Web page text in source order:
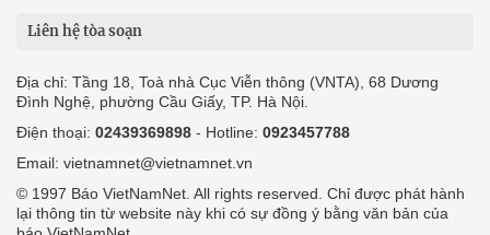
Liên hệ tòa soạn
Địa chỉ: Tầng 18, Toà nhà Cục Viễn thông (VNTA), 68 Dương
Đình Nghệ, phường Cầu Giấy, TP. Hà Nội.
Điện thoại: 02439369898 - Hotline: 0923457788
Email: vietnamnet@vietnamnet.vn
© 1997 Báo VietNamNet. All rights reserved. Chỉ được phát hành
lại thông tin từ website này khi có sự đồng ý bằng văn bản của